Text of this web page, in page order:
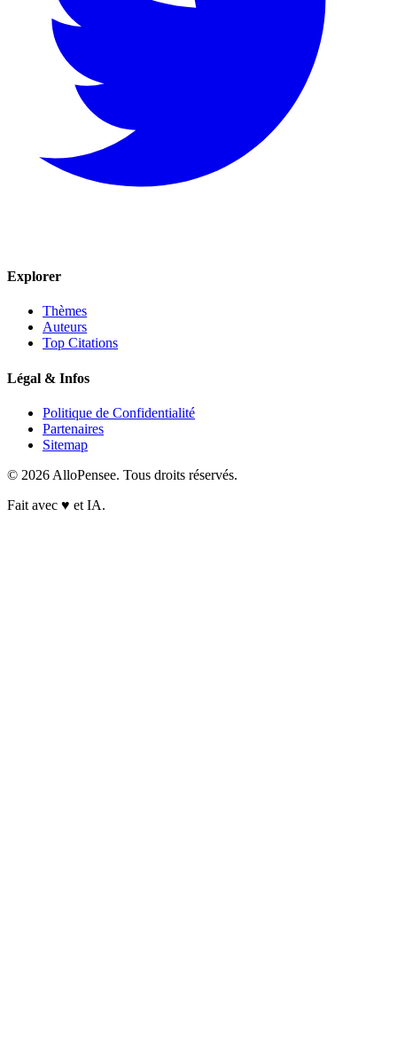
Explorer
Thèmes
Auteurs
Top Citations
Légal & Infos
Politique de Confidentialité
Partenaires
Sitemap
© 2026 AlloPensee. Tous droits réservés.
Fait avec ♥ et IA.